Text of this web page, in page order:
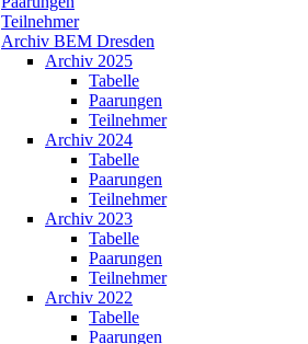
Teilnehmer
Archiv BEM Dresden
Archiv 2025
Tabelle
Paarungen
Teilnehmer
Archiv 2024
Tabelle
Paarungen
Teilnehmer
Archiv 2023
Tabelle
Paarungen
Teilnehmer
Archiv 2022
Tabelle
Paarungen